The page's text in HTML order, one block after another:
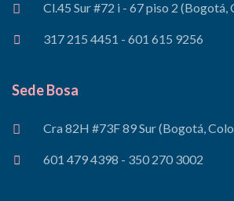
Cl.45 Sur #72 i - 67 piso 2 (Bogotá,
317 215 4451 - 601 615 9256
Sede Bosa
Cra 82H #73F 89 Sur (Bogotá,
601 479 4398 - 350 270 3002